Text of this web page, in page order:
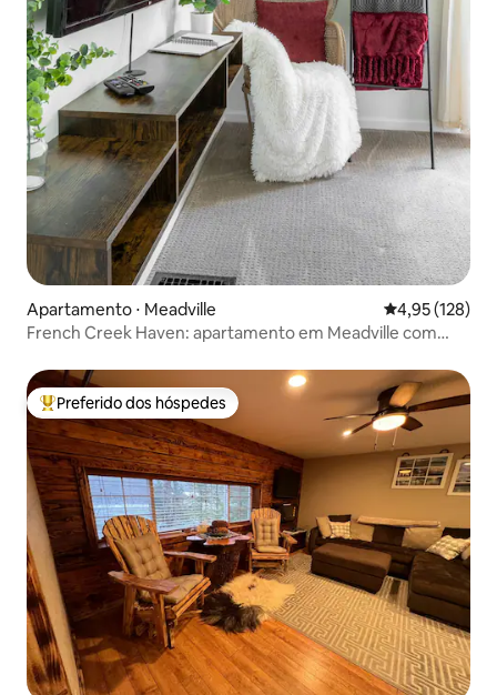
Apartamento ⋅ Meadville 4,95 de uma
4,95 (128)
French Creek Haven: apartamento em Meadville com
Entre os melhores preferidos dos hóspedes
Preferido dos hóspedes